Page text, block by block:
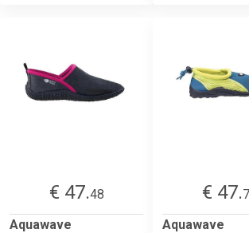
€ 47.48
Aquawave
€ 47.
Aquawave